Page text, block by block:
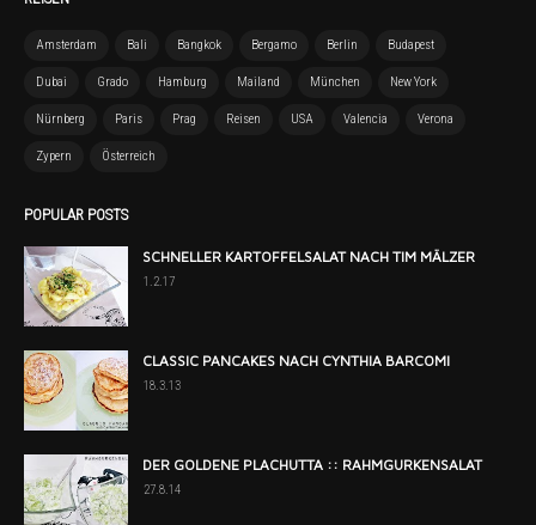
Amsterdam Bali Bangkok Bergamo Berlin Budapest
Dubai Grado Hamburg Mailand München New York
Nürnberg Paris Prag Reisen USA Valencia Verona
Zypern Österreich
POPULAR POSTS
SCHNELLER KARTOFFELSALAT NACH TIM MÄLZER
1.2.17
CLASSIC PANCAKES NACH CYNTHIA BARCOMI
18.3.13
DER GOLDENE PLACHUTTA :: RAHMGURKENSALAT
27.8.14